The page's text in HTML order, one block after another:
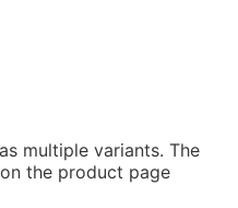
multiple variants. The
the product page